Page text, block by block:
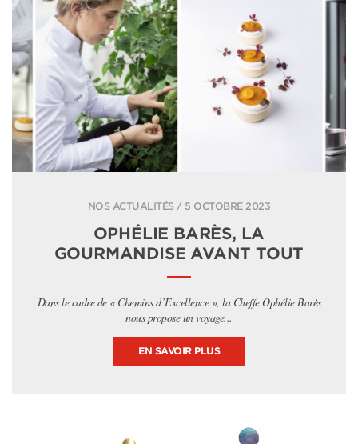
NOS ACTUALITÉS / 5 OCTOBRE 2023
OPHÉLIE BARÈS, LA
GOURMANDISE AVANT TOUT
Dans le cadre de « Chemins d’Excellence », la Cheffe Ophélie Barès
nous propose un voyage...
EN SAVOIR PLUS